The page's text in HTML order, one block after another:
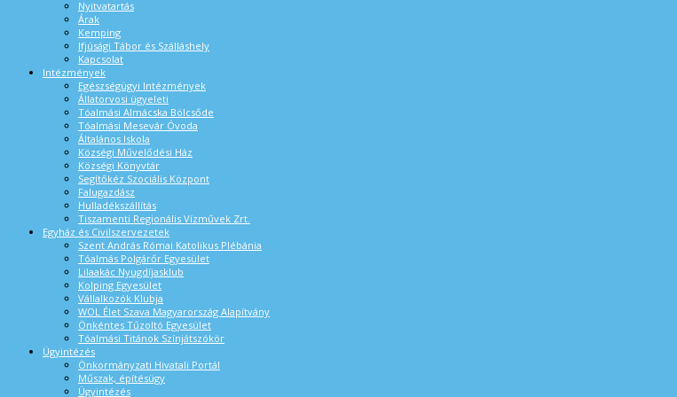
Nyitvatartás
Árak
Kemping
Ifjúsági Tábor és Szálláshely
Kapcsolat
Intézmények
Egészségügyi Intézmények
Állatorvosi ügyeleti
Tóalmási Almácska Bölcsőde
Tóalmási Mesevár Óvoda
Általános Iskola
Községi Művelődési Ház
Községi Könyvtár
Segítőkéz Szociális Központ
Falugazdász
Hulladékszállítás
Tiszamenti Regionális Vízművek Zrt.
Egyház és Civilszervezetek
Szent András Római Katolikus Plébánia
Tóalmás Polgárőr Egyesület
Lilaakác Nyugdíjasklub
Kolping Egyesület
Vállalkozók Klubja
WOL Élet Szava Magyarország Alapítvány
Önkéntes Tűzoltó Egyesület
Tóalmási Titánok Színjátszókör
Ügyintézés
Önkormányzati Hivatali Portál
Műszak, építésügy
Ügyintézés